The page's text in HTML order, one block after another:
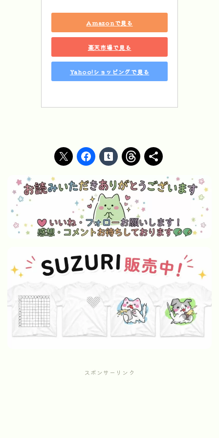
Amazonで見る
楽天市場で見る
Yahoo!ショッピングで見る
スポンサーリンク